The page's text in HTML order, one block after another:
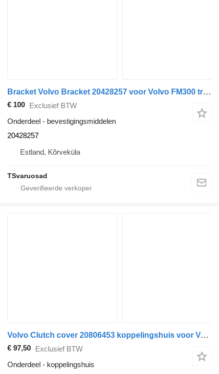
Bracket Volvo Bracket 20428257 voor Volvo FM300 trekker
€ 100 Exclusief BTW
Onderdeel - bevestigingsmiddelen
20428257
Estland, Kõrveküla
TSvaruosad
Volvo Clutch cover 20806453 koppelingshuis voor Volvo FM-300 trekker
€ 97,50 Exclusief BTW
Onderdeel - koppelingshuis